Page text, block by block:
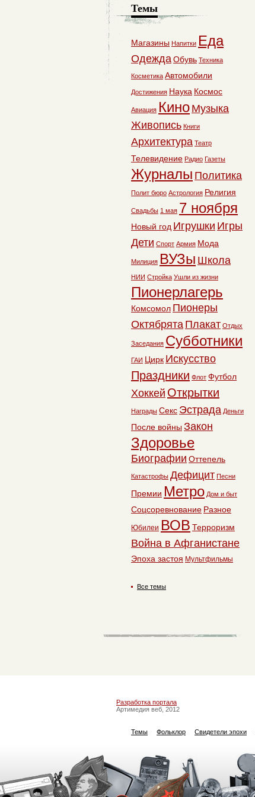
Темы
Магазины Напитки Еда
ОдеждаОбувь Техника
Косметика Автомобили
Достижения Наука Космос
Авиация Кино Музыка
Живопись Книги
Архитектура Театр
Телевидение Радио Газеты
Журналы Политика
Полит бюро Астрология Религия
Свадьбы 1 мая 7 ноября
Новый год Игрушки Игры
Дети Спорт Армия Мода
Милиция ВУЗы Школа
НИИ Стройка Ушли из жизни
Пионерлагерь
Комсомол Пионеры
Октябрята Плакат Отдых
Заседания Субботники
ГАИ Цирк Искусство
Праздники Флот Футбол
Хоккей Открытки
Награды Секс Эстрада Деньги
После войны Закон
Здоровье
Биографии Оттепель
Катастрофы Дефицит Песни
Премии Метро Дом и быт
Соцсоревнование Разное
Юбилеи ВОВ Терроризм
Война в Афганистане
Эпоха застоя Мультфильмы
Все темы
Разработка портала
Артимедия веб, 2012
Темы Фольклор Свидетели эпохи